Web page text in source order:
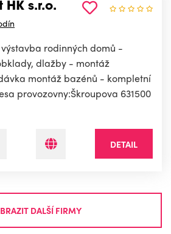
s.r.o.
rodinných domů -
dlažby - montáž
montáž bazénů - kompletní
provozovny:Škroupova 631500
DETAIL
DALŠÍ FIRMY